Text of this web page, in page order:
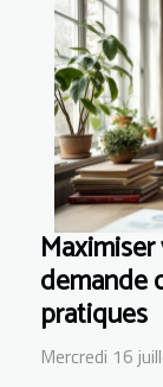
demande
pratiques
Mercredi 16